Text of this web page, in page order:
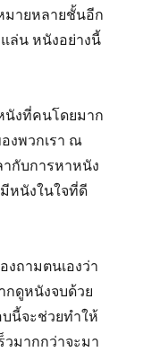
มายหลายชั้นอีก
ล่น หนังอย่างนี้
นังที่คนโดยมาก
งพวกเรา ณ
ากับการหาหนัง
หนังในใจที่ดี
ถามตนเองว่า
กดูหนังจบด้วย
นี้จะช่วยทำให้
วมากกว่าจะมา